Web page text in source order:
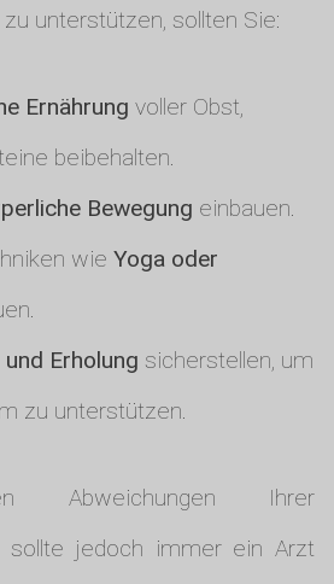
unterstützen, sollten Sie:
Ernährung voller Obst,
beibehalten.
Bewegung einbauen.
wie Yoga oder
Erholung sicherstellen, um
zu unterstützen.
Abweichungen Ihrer
sollte jedoch immer ein Arzt